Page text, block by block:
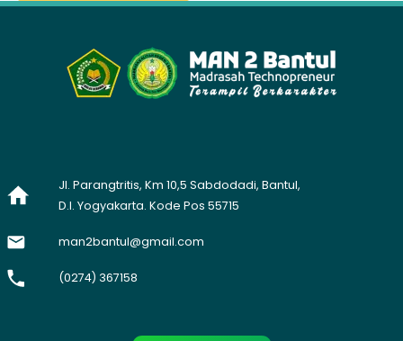
Jl. Parangtritis, Km 10,5 Sabdodadi, Bantul,
D.I. Yogyakarta. Kode Pos 55715
man2bantul@gmail.com
(0274) 367158